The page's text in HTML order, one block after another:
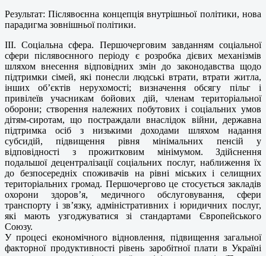
Результат: Післявоєнна концепція внутрішньої політики, нова
парадигма зовнішньої політики.
ІІІ. Соціальна сфера. Першочерговим завданням соціальної
сфери післявоєнного періоду є розробка дієвих механізмів
шляхом внесення відповідних змін до законодавства щодо
підтримки сімей, які понесли людські втрати, втрати житла,
інших об’єктів нерухомості; визначення обсягу пільг і
привілеїв учасникам бойових дій, членам територіальної
оборони; створення належних побутових і соціальних умов
дітям-сиротам, що постраждали внаслідок війни, державна
підтримка осіб з низькими доходами шляхом надання
субсидій, підвищення рівня мінімальних пенсій у
відповідності з прожитковим мінімумом. Здійснення
подальшої децентралізації соціальних послуг, наближення їх
до безпосередніх споживачів на рівні міських і селищних
територіальних громад. Першочергово це стосується закладів
охорони здоров’я, медичного обслуговування, сфери
транспорту і зв’язку, адміністративних і юридичних послуг,
які мають узгоджуватися зі стандартами Європейського
Союзу.
У процесі економічного відновлення, підвищення загальної
факторної продуктивності рівень заробітної плати в Україні